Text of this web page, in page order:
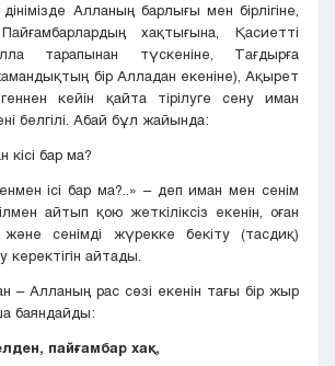
Алланың барлығы мен бірлігіне,
хақтығына, Қасиетті
тарапынан түскеніне, Тағдырға
бір Алладан екеніне), Ақырет
кейін қайта тірілуге сену иман
белгілі. Абай бұл жайында:
кісі бар ма?
ісі бар ма?..» – деп иман мен сенім
айтып қою жеткіліксіз екенін, оған
және сенімді жүрекке бекіту (тасдиқ)
айтады.
– Алланың рас сөзі екенін тағы бір жыр
баяндайды:
пайғамбар хақ,